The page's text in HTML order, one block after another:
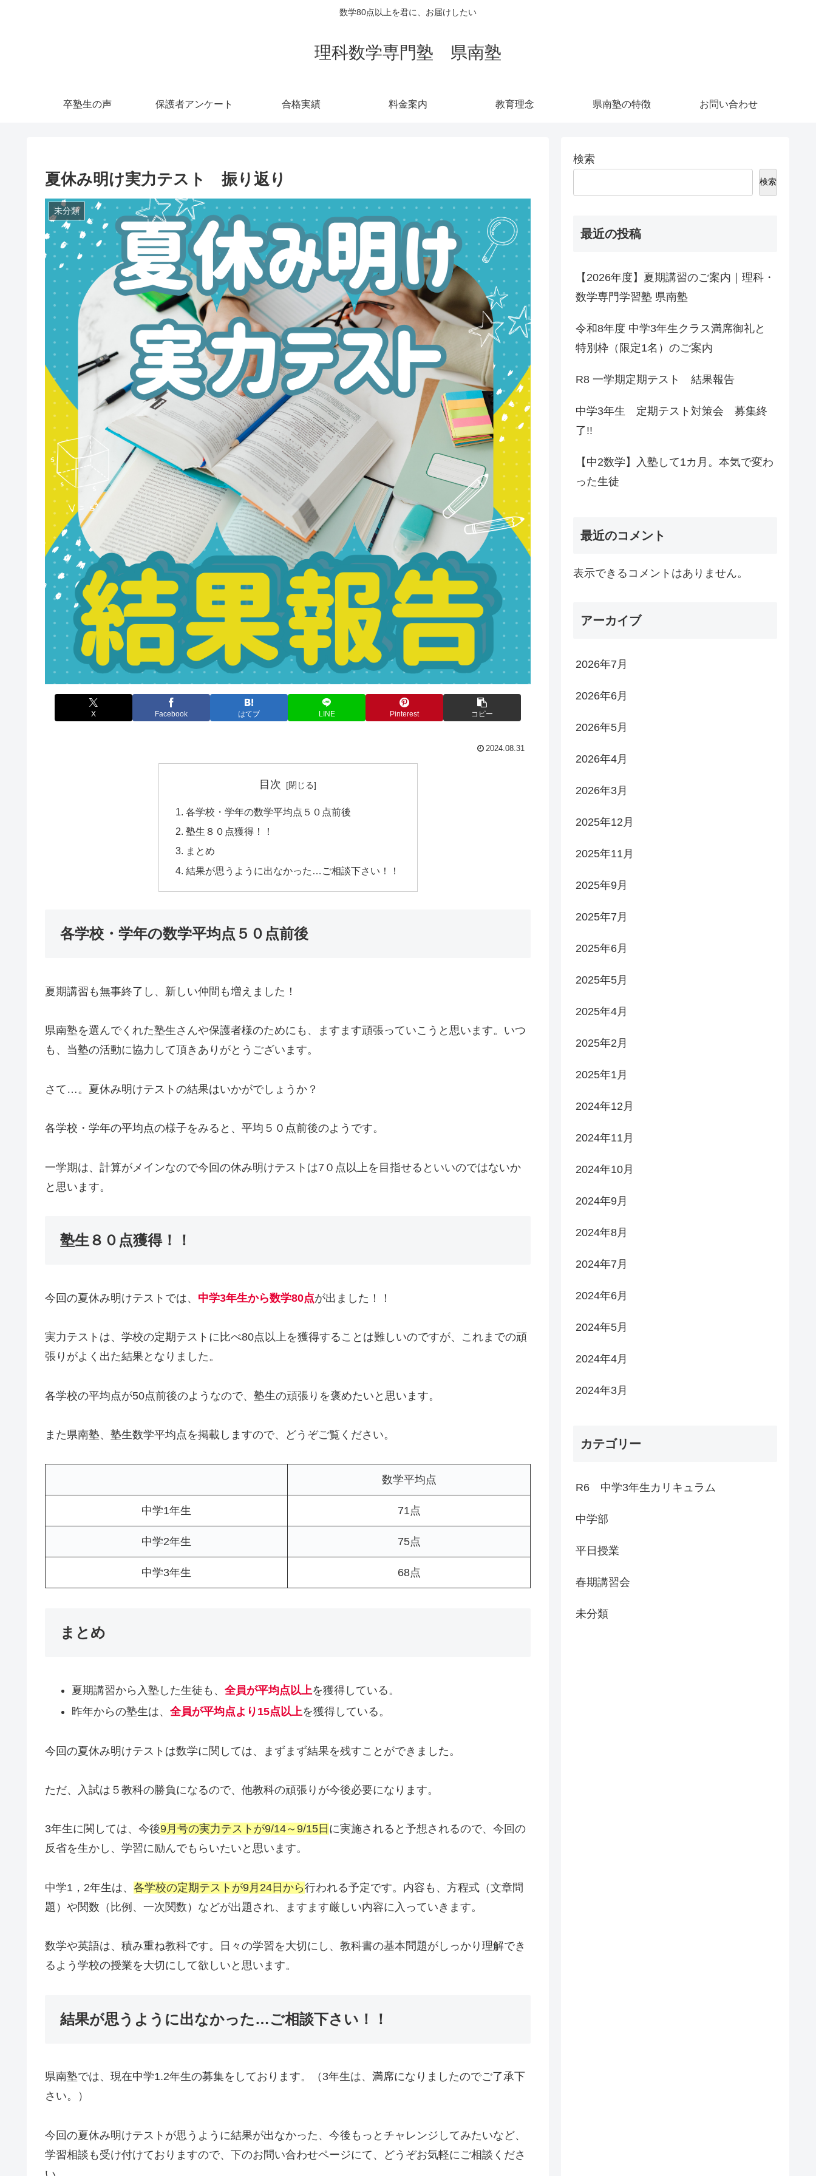
数学80点以上を君に、お届けしたい
理科数学専門塾 県南塾
卒塾生の声 保護者アンケート 合格実績 料金案内 教育理念 県南塾の特徴 お問い合わせ
夏休み明け実力テスト 振り返り
未分類
X Facebook はてブ LINE Pinterest コピー
2024.08.31
目次
各学校・学年の数学平均点５０点前後
塾生８０点獲得！！
まとめ
結果が思うように出なかった…ご相談下さい！！
各学校・学年の数学平均点５０点前後
夏期講習も無事終了し、新しい仲間も増えました！
県南塾を選んでくれた塾生さんや保護者様のためにも、ますます頑張っていこうと思います。いつ
も、当塾の活動に協力して頂きありがとうございます。
さて…。夏休み明けテストの結果はいかがでしょうか？
各学校・学年の平均点の様子をみると、平均５０点前後のようです。
一学期は、計算がメインなので今回の休み明けテストは7０点以上を目指せるといいのではないか
と思います。
塾生８０点獲得！！
今回の夏休み明けテストでは、 中学3年生から数学80点が出ました！！
実力テストは、学校の定期テストに比べ80点以上を獲得することは難しいのですが、これまでの頑
張りがよく出た結果となりました。
各学校の平均点が50点前後のようなので、塾生の頑張りを褒めたいと思います。
また県南塾、塾生数学平均点を掲載しますので、どうぞご覧ください。
数学平均点
中学1年生 71点
中学2年生 75点
中学3年生 68点
まとめ
夏期講習から入塾した生徒も、 全員が平均点以上を獲得している。
昨年からの塾生は、 全員が平均点より15点以上を獲得している。
今回の夏休み明けテストは数学に関しては、まずまず結果を残すことができました。
ただ、入試は５教科の勝負になるので、他教科の頑張りが今後必要になります。
3年生に関しては、今後9月号の実力テストが9/14～9/15日 に実施されると予想されるので、今回の
反省を生かし、学習に励んでもらいたいと思います。
中学1，2年生は、 各学校の定期テストが9月24日から行われる予定です。内容も、方程式（文章問
題）や関数（比例、一次関数）などが出題され、ますます厳しい内容に入っていきます。
数学や英語は、積み重ね教科です。日々の学習を大切にし、教科書の基本問題がしっかり理解でき
るよう学校の授業を大切にして欲しいと思います。
結果が思うように出なかった…ご相談下さい！！
県南塾では、現在中学1.2年生の募集をしております。（3年生は、満席になりましたのでご了承下
さい。）
今回の夏休み明けテストが思うように結果が出なかった、今後もっとチャレンジしてみたいなど、
学習相談も受け付けておりますので、下のお問い合わせページにて、どうぞお気軽にご相談くださ
検索
検索
最近の投稿
【2026年度】夏期講習のご案内｜理科・
数学専門学習塾 県南塾
令和8年度 中学3年生クラス満席御礼と
特別枠（限定1名）のご案内
R8 一学期定期テスト 結果報告
中学3年生 定期テスト対策会 募集終
了!!
【中2数学】入塾して1カ月。本気で変わ
った生徒
最近のコメント
表示できるコメントはありません。
アーカイブ
2026年7月
2026年6月
2026年5月
2026年4月
2026年3月
2025年12月
2025年11月
2025年9月
2025年7月
2025年6月
2025年5月
2025年4月
2025年2月
2025年1月
2024年12月
2024年11月
2024年10月
2024年9月
2024年8月
2024年7月
2024年6月
2024年5月
2024年4月
2024年3月
カテゴリー
R6 中学3年生カリキュラム
中学部
平日授業
春期講習会
未分類